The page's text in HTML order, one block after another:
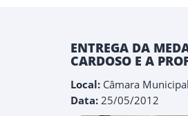
ENTREGA DA
CARDOSO E A
Local: Câmara Municipal
Data: 25/05/2012